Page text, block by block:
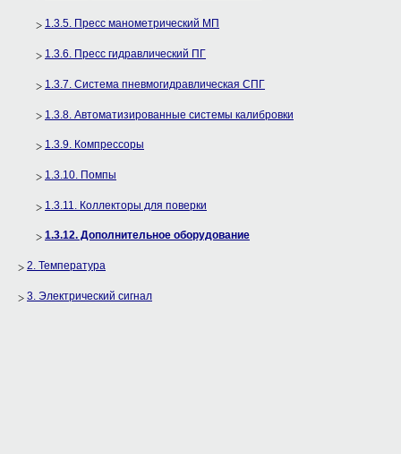
1.3.5. Пресс манометрический МП
1.3.6. Пресс гидравлический ПГ
1.3.7. Система пневмогидравлическая СПГ
1.3.8. Автоматизированные системы калибровки
1.3.9. Компрессоры
1.3.10. Помпы
1.3.11. Коллекторы для поверки
1.3.12. Дополнительное оборудование
2. Температура
3. Электрический сигнал